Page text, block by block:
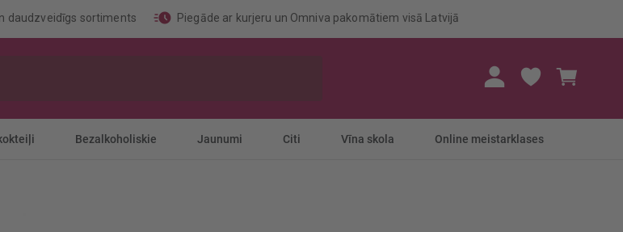
daudzveidīgs sortiments Piegāde ar kurjeru un Omniva pakomātiem visā Latvijā
Bezalkoholiskie Jaunumi Citi Vīna skola Online meistarklases